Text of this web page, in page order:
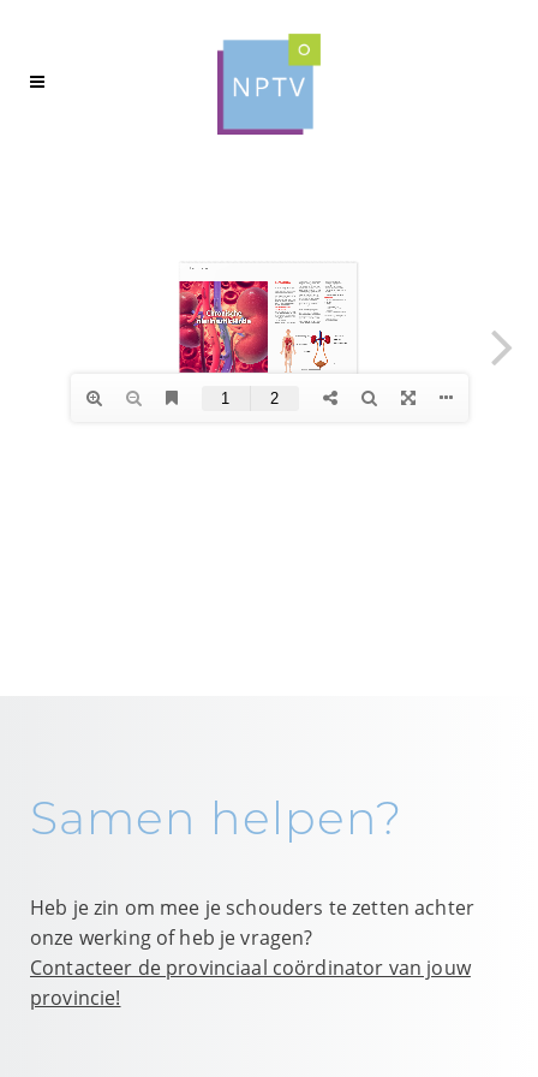
Samen helpen?
Heb je zin om mee je schouders te zetten achter
onze werking of heb je vragen?
Contacteer de provinciaal coördinator van jouw
provincie!